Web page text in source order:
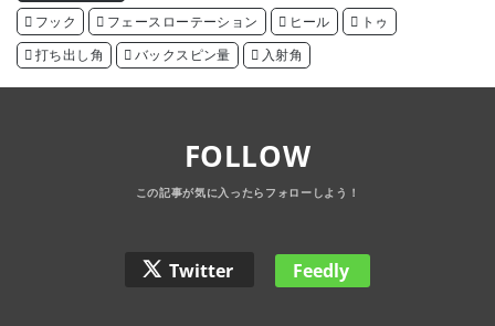
フック
フェースローテーション ヒール
トゥ
打ち出し角
バックスピン量 入射角
FOLLOW
Twitter Feedly